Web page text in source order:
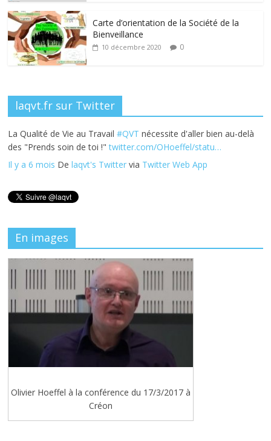
o
k
Carte d’orientation de la Société de la
Bienveillance
10 décembre 2020 0
laqvt.fr sur Twitter
La Qualité de Vie au Travail#QVT nécessite d'aller bien au-delà
des "Prends soin de toi !"twitter.com/OHoeffel/statu…
Il y a 6 mois Delaqvt's Twitter via Twitter Web App
En images
Olivier Hoeffel à la conférence du 17/3/2017 à
Créon